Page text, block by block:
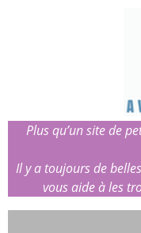
Plus qu’un site de
Il y a toujours de
vous aide à les